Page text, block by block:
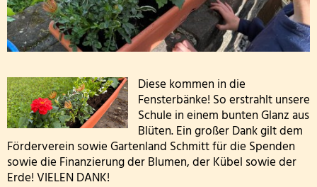
FETTER DONNERSTAG - DIE MÖHNEN
Besuch der dritten Klassen in der Kläranlage
Klasse 2000! bei den Wölflingen
Klasse 2000 - die erste Stunde! in der Bärenklasse
Wandertag am 24.03.2026
Diese kommen in die
Fensterbänke! So erstrahlt unsere
Schule in einem bunten Glanz aus
Blüten. Ein großer Dank gilt dem
Förderverein sowie Gartenland Schmitt für die Spenden
sowie die Finanzierung der Blumen, der Kübel sowie der
Erde! VIELEN DANK!